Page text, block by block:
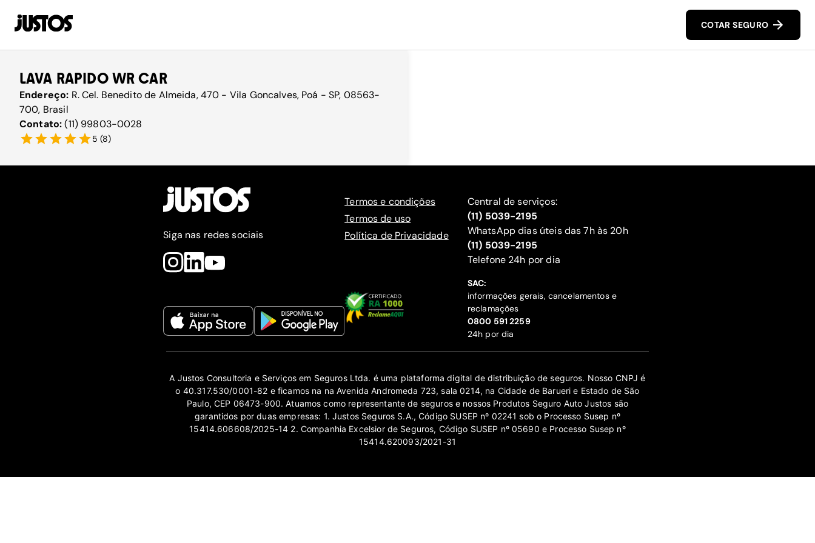
COTAR SEGURO
LAVA RAPIDO WR CAR
Endereço: R. Cel. Benedito de Almeida, 470 - Vila Goncalves, Poá - SP, 08563-
700, Brasil
Contato:(11) 99803-0028
5 (8)
Siga nas redes sociais
Termos e condições
Termos de uso
Política de Privacidade
Central de serviços:
(11) 5039-2195
WhatsApp dias úteis das 7h às 20h
(11) 5039-2195
‍Telefone 24h por dia
SAC:
informações gerais, cancelamentos e
reclamações
‍0800 591 2259
24h por dia
A Justos Consultoria e Serviços em Seguros Ltda. é uma plataforma digital de distribuição de seguros. Nosso CNPJ é
o 40.317.530/0001-82 e ficamos na na Avenida Andromeda 723, sala 0214, na Cidade de Barueri e Estado de São
Paulo, CEP 06473-900. Atuamos como representante de seguros e nossos Produtos Seguro Auto Justos são
garantidos por duas empresas: 1. Justos Seguros S.A., Código SUSEP nº 02241 sob o Processo Susep nº
15414.606608/2025-14 2. Companhia Excelsior de Seguros, Código SUSEP nº 05690 e Processo Susep nº
15414.620093/2021-31